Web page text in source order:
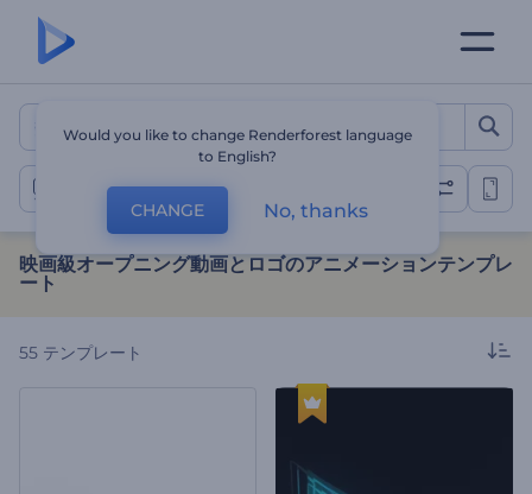
映画級オープニング動画と
映画級オープニング動画
映画級オープニング動画とロゴのアニメーションテンプレ
ート
55 テンプレート
Would you like to change Renderforest language
to English?
CHANGE No, thanks